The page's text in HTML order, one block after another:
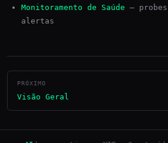
Monitoramento de Saúde —
alertas
PRÓXIMO
Visão Geral